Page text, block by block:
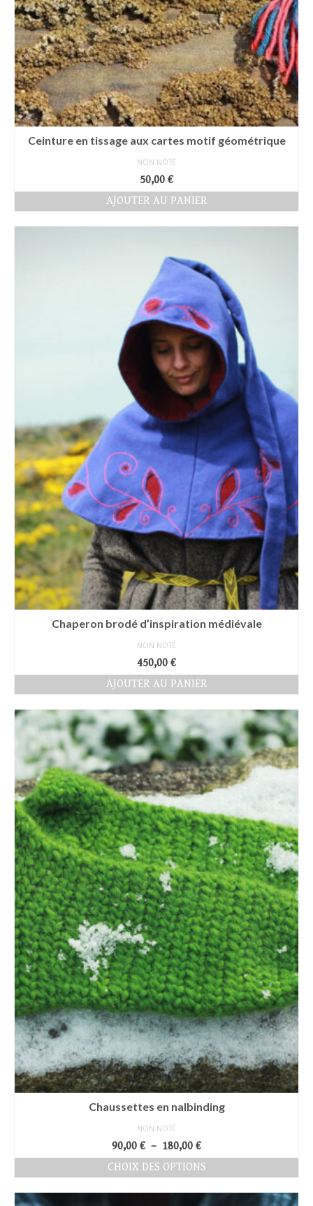
Ceinture en tissage aux cartes motif géométrique
NON NOTÉ
50,00 €
AJOUTER AU PANIER
Chaperon brodé d’inspiration médiévale
NON NOTÉ
450,00 €
AJOUTER AU PANIER
Chaussettes en nalbinding
NON NOTÉ
90,00 € – 180,00 €Plage
de
prix :
à
CHOIX DES OPTIONS
produit